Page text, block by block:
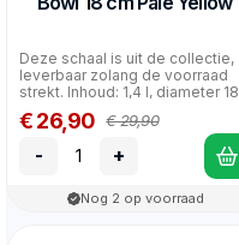
Deze schaal is uit de collectie,
leverbaar zolang de voorraad
strekt. Inhoud: 1,4 l, diameter 18
€ 26,90 € 29,90
- +
Nog 2 op voorraad